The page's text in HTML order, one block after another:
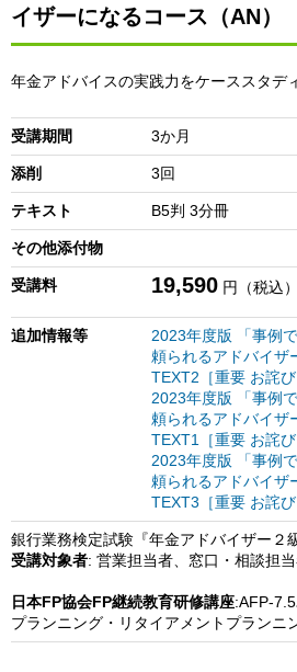
イザーになるコース（AN）
年金アドバイスの実践力をケーススタデ
受講期間 3か月
添削 3回
テキスト B5判 3分冊
その他添付物
受講料 19,590 円（税込）
追加情報等
2023年度版 「事例
頼られるアドバイザ
TEXT2［重要 お詫び
2023年度版 「事例
頼られるアドバイザ
TEXT1［重要 お詫び
2023年度版 「事例
頼られるアドバイザ
TEXT3［重要 お詫び
銀行業務検定試験『年金アドバイザー２
受講対象者: 営業担当者、窓口・相談担
日本FP協会FP継続教育研修講座:AFP-
プランニング・リタイアメントプランニ